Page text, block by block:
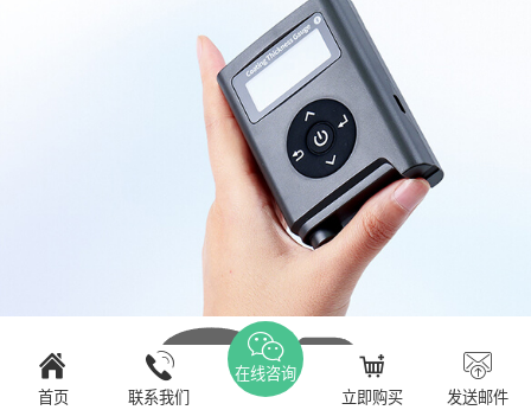
首页 联系我们
在线咨询
立即购买
发送邮件